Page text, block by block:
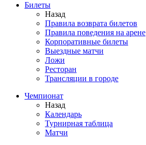
Билеты
Назад
Правила возврата билетов
Правила поведения на арене
Корпоративные билеты
Выездные матчи
Ложи
Ресторан
Трансляции в городе
Чемпионат
Назад
Календарь
Турнирная таблица
Матчи